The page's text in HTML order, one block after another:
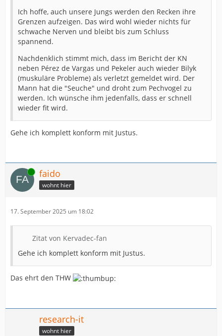
Ich hoffe, auch unsere Jungs werden den Recken ihre
Grenzen aufzeigen. Das wird wohl wieder nichts für
schwache Nerven und bleibt bis zum Schluss
spannend.
Nachdenklich stimmt mich, dass im Bericht der KN
neben Pérez de Vargas und Pekeler auch wieder Bilyk
(muskuläre Probleme) als verletzt gemeldet wird. Der
Mann hat die "Seuche" und droht zum Pechvogel zu
werden. Ich wünsche ihm jedenfalls, dass er schnell
wieder fit wird.
Gehe ich komplett konform mit Justus.
Online faido
wohnt hier
17. September 2025 um 18:02
Zitat von Kervadec-fan
Gehe ich komplett konform mit Justus.
Das ehrt den THW
research-it
wohnt hier